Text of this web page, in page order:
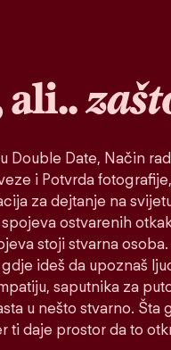
ali..
Double Date, Način
i Potvrda
za dejtanje na
ostvarenih
stoji stvarna
ideš da upoznaš
saputnika za
u nešto stvarno. Šta
ti daje prostor da to